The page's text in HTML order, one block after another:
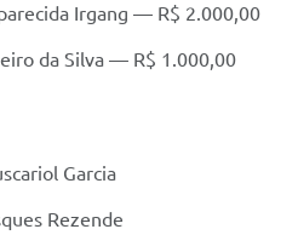
Irgang — R$ 2.000,00
da Silva — R$ 1.000,00
Garcia
Rezende